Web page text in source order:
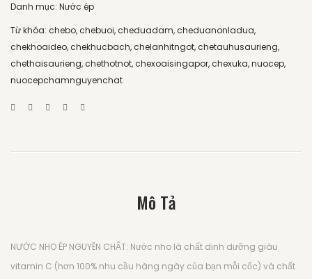
Danh mục: Nước ép
Từ khóa: chebo, chebuoi, cheduadam, cheduanonladua,
chekhoaideo, chekhucbach, chelanhitngot, chetauhusaurieng,
chethaisaurieng, chethotnot, chexoaisingapor, chexuka,nuocep,
nuocepchamnguyenchat
Mô Tả
NƯỚC NHO ÉP NGUYÊN CHẤT: Nước nho là chất dinh dưỡng giàu
vitamin C (hơn 100% nhu cầu hàng ngày của bạn mỗi cốc) và chất